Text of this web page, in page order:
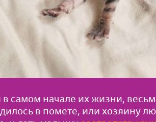
самом начале их жизни,
в помете, или хозяину